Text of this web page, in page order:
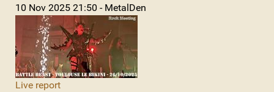
10 Nov 2025 21:50 - MetalDen
Live report